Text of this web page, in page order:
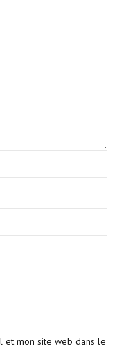
et mon site web dans le